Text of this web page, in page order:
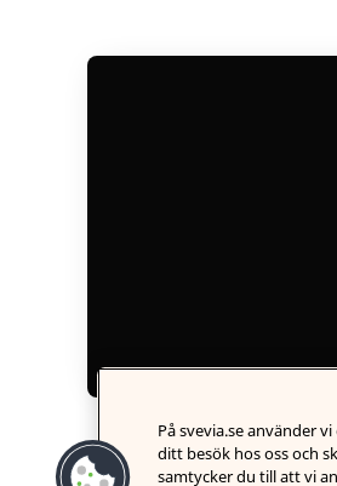
På svevia.se använder
ditt besök hos oss och
samtycker du till att vi